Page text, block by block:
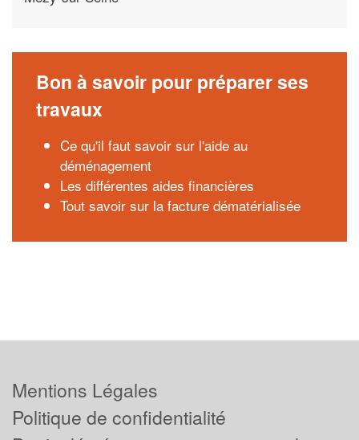
Bon à savoir pour préparer ses
travaux
Ce qu'il faut savoir sur l'aide au
déménagement
Les différentes aides financières
Tout savoir sur la facture dématérialisée
Mentions Légales
Politique de confidentialité